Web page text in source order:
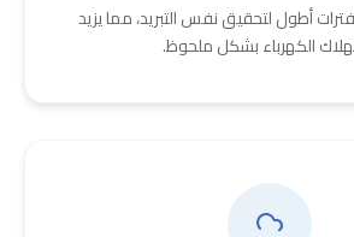
أطول لتحقيق نفس التبريد، مما يزيد
الكهرباء بشكل ملحوظ.